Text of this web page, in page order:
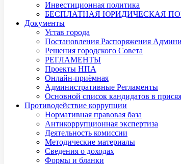
Инвестиционная политика
БЕСПЛАТНАЯ ЮРИДИЧЕСКАЯ
Документы
Устав города
Постановления Распоряжения
Решения городского Совета
РЕГЛАМЕНТЫ
Проекты НПА
Онлайн-приёмная
Административные Регламенты
Основной список кандидатов в
Противодействие коррупции
Нормативная правовая база
Антикоррупционная экспертиза
Деятельность комиссии
Методические материалы
Сведения о доходах
Формы и бланки